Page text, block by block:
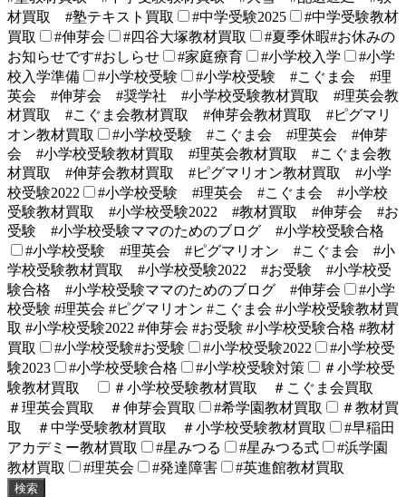
材買取 #塾テキスト買取
#中学受験2025
#中学受験教材
買取
#伸芽会 #四谷大塚教材買取
#夏季休暇#お休みの
お知らせです#おしらせ
#家庭療育 #小学校入学
#小学
校入学準備
#小学校受験
#小学校受験 #こぐま会 #理
英会 #伸芽会 #奨学社 #小学校受験教材買取 #理英会教
材買取 #こぐま会教材買取 #伸芽会教材買取 #ピグマリ
オン教材買取
#小学校受験 #こぐま会 #理英会 #伸芽
会 #小学校受験教材買取 #理英会教材買取 #こぐま会教
材買取 #伸芽会教材買取 #ピグマリオン教材買取 #小学
校受験2022
#小学校受験 #理英会 #こぐま会 #小学校
受験教材買取 #小学校受験2022 #教材買取 #伸芽会 #お
受験 #小学校受験ママのためのブログ #小学校受験合格
#小学校受験 #理英会 #ピグマリオン #こぐま会 #小
学校受験教材買取 #小学校受験2022 #お受験 #小学校受
験合格 #小学校受験ママのためのブログ #伸芽会
#小学
校受験 #理英会 #ピグマリオン #こぐま会 #小学校受験教材買
取 #小学校受験2022 #伸芽会 #お受験 #小学校受験合格 #教材
買取
#小学校受験#お受験 #小学校受験2022
#小学校受
験2023
#小学校受験合格 #小学校受験対策
＃小学校受
験教材買取
＃小学校受験教材買取 ＃こぐま会買取
＃理英会買取 ＃伸芽会買取
#希学園教材買取
＃教材買
取 ＃中学受験教材買取 ＃小学校受験教材買取
#早稲田
アカデミー教材買取
#星みつる #星みつる式
#浜学園
教材買取
#理英会 #発達障害 #英進館教材買取
検索